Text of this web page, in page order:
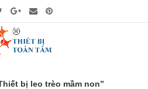
bị leo trèo mầm non”